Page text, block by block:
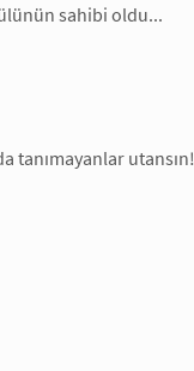
sahibi oldu...
tanımayanlar utansın!